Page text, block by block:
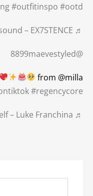
#outfitinspo #ootd
♬ original sound – EX7STENCE™
@8899maevestyled
from @milla
#regencycore
♬ I think you should treat yourself – Luke Franchina